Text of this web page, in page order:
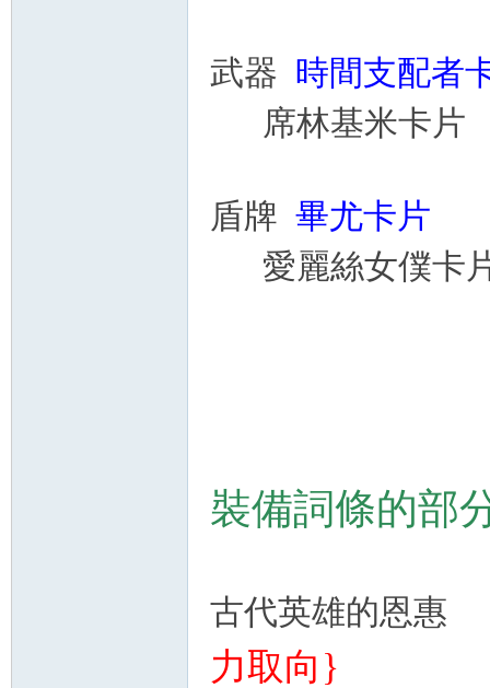
武器 時間支配
席林基米卡
盾牌 畢尤卡片
愛麗絲女僕卡
裝備詞條的部
古代英雄的恩惠
力取向}